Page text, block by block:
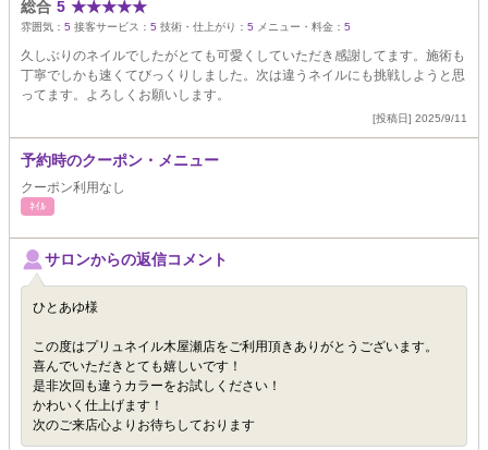
総合 5 ★★★★★
雰囲気： 5 接客サービス： 5 技術・仕上がり： 5 メニュー・料金： 5
久しぶりのネイルでしたがとても可愛くしていただき感謝してます。施術も
丁寧でしかも速くてびっくりしました。次は違うネイルにも挑戦しようと思
ってます。よろしくお願いします。
[投稿日] 2025/9/11
予約時のクーポン・メニュー
クーポン利用なし
ﾈｲﾙ
サロンからの返信コメント
ひとあゆ様
この度はプリュネイル木屋瀬店をご利用頂きありがとうございます。
喜んでいただきとても嬉しいです！
是非次回も違うカラーをお試しください！
かわいく仕上げます！
次のご来店心よりお待ちしております